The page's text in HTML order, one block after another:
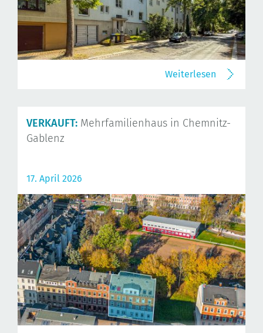
Weiterlesen
VERKAUFT: Mehrfamilienhaus in Chemnitz-
Gablenz
17. April 2026